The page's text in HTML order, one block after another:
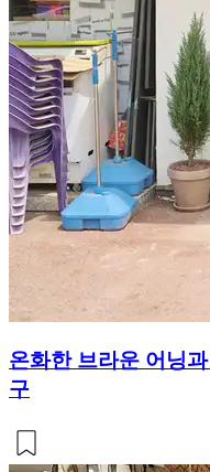
온화한 브라운 어닝
구